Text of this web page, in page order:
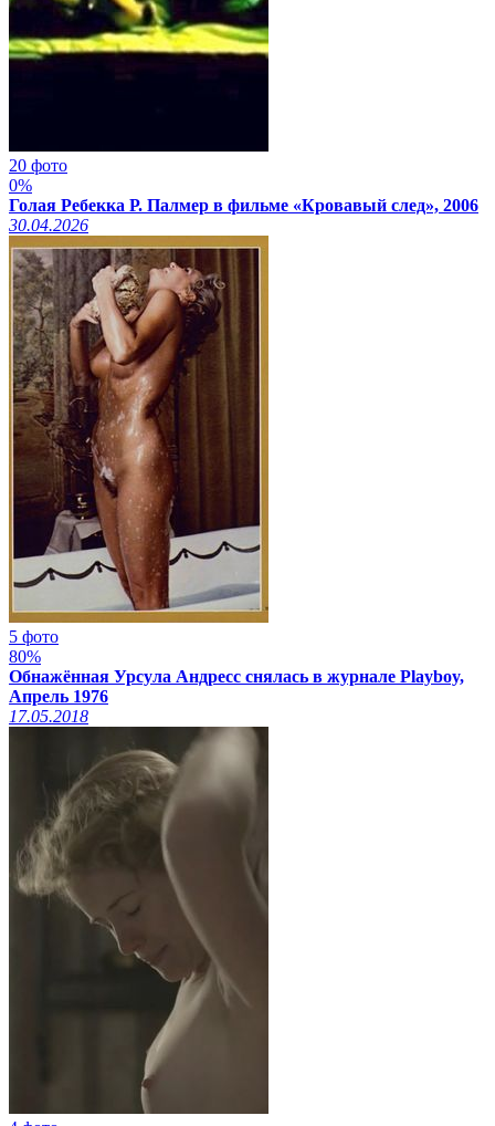
20 фото
0%
Голая Ребекка Р. Палмер в фильме «Кровавый след», 2006
30.04.2026
5 фото
80%
Обнажённая Урсула Андресс снялась в журнале Playboy,
Апрель 1976
17.05.2018